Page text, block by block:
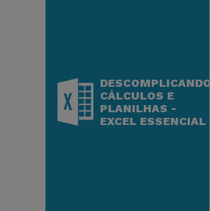
DESCOMPLICANDO
CÁLCULOS E
PLANILHAS -
EXCEL ESSENCIAL